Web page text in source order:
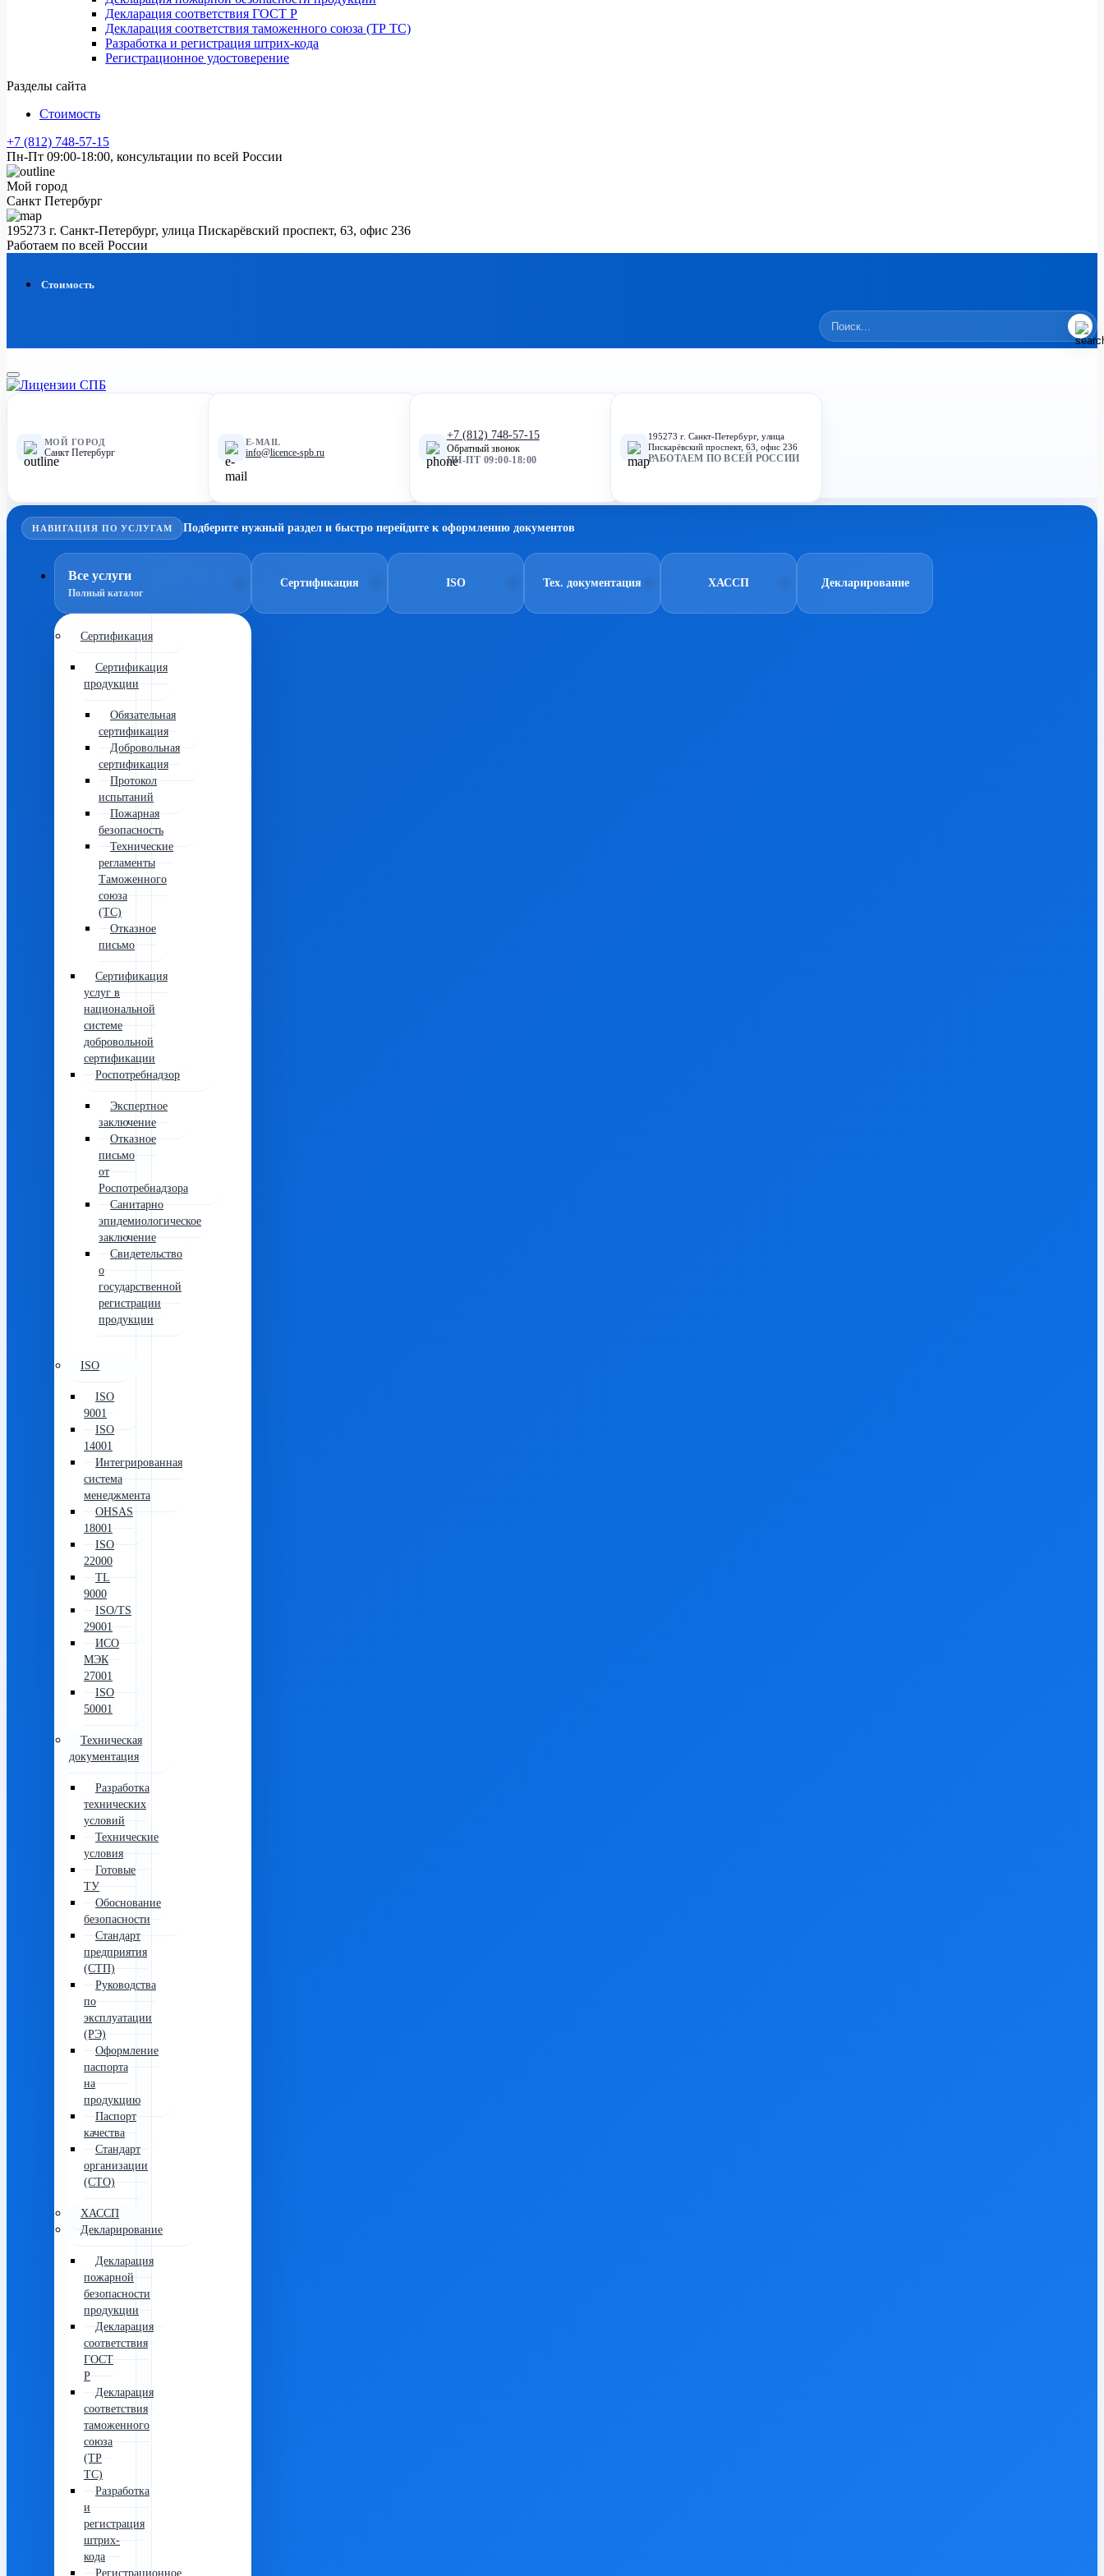
Декларация соответствия ГОСТ Р
Декларация соответствия таможенного союза (ТР ТС)
Разработка и регистрация штрих-кода
Регистрационное удостоверение
Разделы сайта
Стоимость
+7 (812) 748-57-15
Пн-Пт 09:00-18:00, консультации по всей России
Мой город
Санкт Петербург
195273 г. Санкт-Петербург, улица Пискарёвский проспект, 63, офис 236
Работаем по всей России
Стоимость
МОЙ ГОРОД
Санкт Петербург
E-MAIL
info@licence-spb.ru
+7 (812) 748-57-15
Обратный звонок
ПН-ПТ 09:00-18:00
195273 г. Санкт-Петербург, улица
Пискарёвский проспект, 63, офис 236
РАБОТАЕМ ПО ВСЕЙ РОССИИ
НАВИГАЦИЯ ПО УСЛУГАМ Подберите нужный раздел и быстро перейдите к оформлению документов
Все услуги
Полный каталог
Сертификация
Сертификация
продукции
Обязательная
сертификация
Добровольная
сертификация
Протокол
испытаний
Пожарная
безопасность
Технические
регламенты
Таможенного
союза
(ТС)
Отказное
письмо
Сертификация
услуг в
национальной
системе
добровольной
сертификации
Роспотребнадзор
Экспертное
заключение
Отказное
письмо
от
Роспотребнадзора
Санитарно
эпидемиологическое
заключение
Свидетельство
о
государственной
регистрации
продукции
ISO
ISO
9001
ISO
14001
Интегрированная
система
менеджмента
OHSAS
18001
ISO
22000
TL
9000
ISO/TS
29001
ИСО
МЭК
27001
ISO
50001
Техническая
документация
Разработка
технических
условий
Технические
условия
Готовые
ТУ
Обоснование
безопасности
Стандарт
предприятия
(СТП)
Руководства
по
эксплуатации
(РЭ)
Оформление
паспорта
на
продукцию
Паспорт
качества
Стандарт
организации
(СТО)
ХАССП
Декларирование
Декларация
пожарной
безопасности
продукции
Декларация
соответствия
ГОСТ
Р
Декларация
соответствия
таможенного
союза
(ТР
ТС)
Разработка
и
регистрация
штрих-
кода
Регистрационное
Сертификация ISO Тех. документация ХАССП Декларирование